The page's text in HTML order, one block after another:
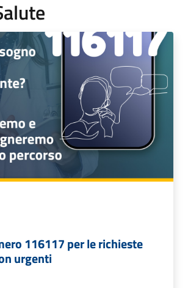
116117 per le richieste
urgenti